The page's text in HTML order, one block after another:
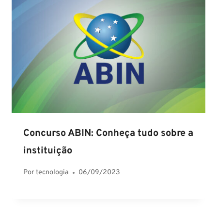
Concurso ABIN: Conheça tudo sobre a
instituição
Portecnologia 06/09/2023